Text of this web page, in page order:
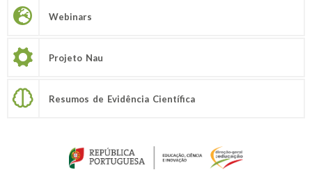
Webinars
Projeto Nau
Resumos de Evidência Científica